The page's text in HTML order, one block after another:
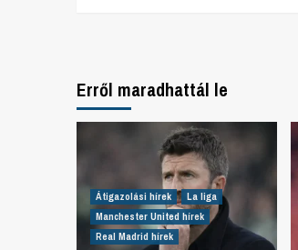
Erről maradhattál le
Átigazolási hírek
La liga
Manchester United hírek
Real Madrid hírek